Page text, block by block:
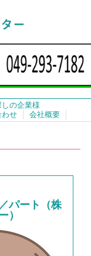
の企業様
わせ 会社概要
パート（株
）